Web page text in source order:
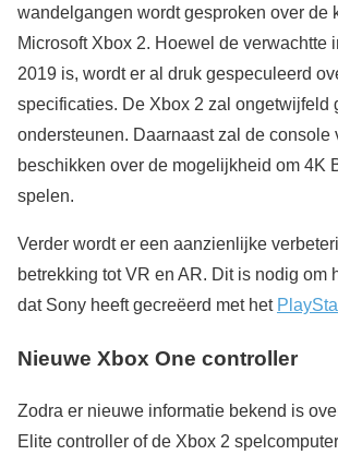
wandelgangen wordt gesproken over de
Microsoft Xbox 2. Hoewel de verwachtte
2019 is, wordt er al druk gespeculeerd
specificaties. De Xbox 2 zal ongetwijfeld
ondersteunen. Daarnaast zal de console
beschikken over de mogelijkheid om 4K
spelen.
Verder wordt er een aanzienlijke
betrekking tot VR en AR. Dit is nodig om
dat Sony heeft gecreëerd met het
Nieuwe Xbox One controller
Zodra er nieuwe informatie bekend is
Elite controller of de Xbox 2